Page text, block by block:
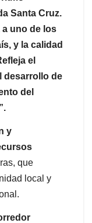
Santa Cruz.
a uno de los
y la calidad
el
desarrollo de
del
y
que
local y